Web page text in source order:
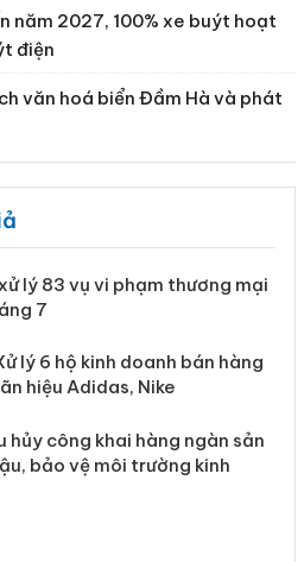
năm 2027, 100% xe buýt hoạt
điện
văn hoá biển Đầm Hà và phát
xử lý 83 vụ vi phạm thương
tháng 7
Xử lý 6 hộ kinh doanh bán
mạo nhãn hiệu Adidas, Nike